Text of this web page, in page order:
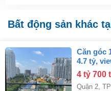
Bất động sản khác
căn góc 115m new sài gòn, 3 phòng ngủ,
4.7 tỷ,
4 tỷ 700
Quận 2